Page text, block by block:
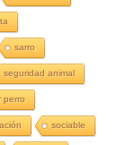
sarro
seguridad animal
perro
sociable